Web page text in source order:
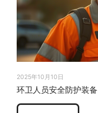
2025年10月10日
环卫人员安全防护装